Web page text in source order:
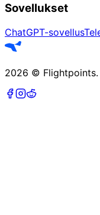
Sovellukset
ChatGPT-sovellus
2026 © Flightpoints.